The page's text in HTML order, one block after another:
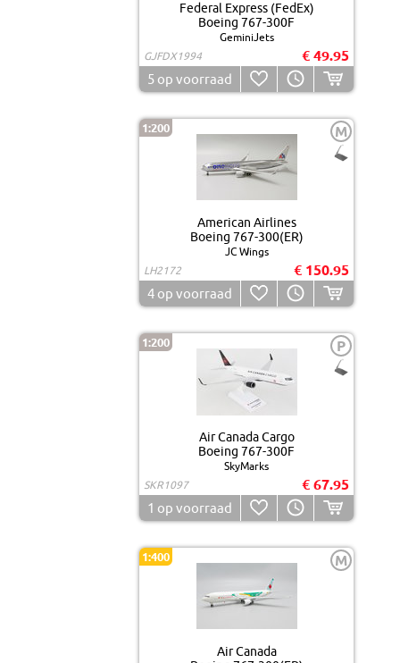
Federal Express (FedEx)
Boeing 767-300F
GeminiJets
GJFDX1994
€ 49.95
5 op voorraad
1:200 M
American Airlines
Boeing 767-300(ER)
JC Wings
LH2172
€ 150.95
4 op voorraad
1:200 P
Air Canada Cargo
Boeing 767-300F
SkyMarks
SKR1097
€ 67.95
1 op voorraad
1:400 M
Air Canada